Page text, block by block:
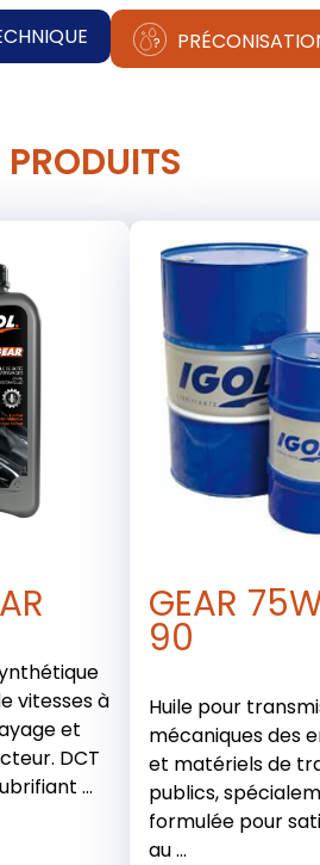
vitesses à
et
DCT
...
GEAR
90
Huile pour
mécaniques des
et matériels de
publics,
formulée pour
au ...